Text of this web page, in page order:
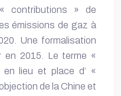
contributions » de
émissions de gaz à
Une formalisation
en 2015. Le terme «
lieu et place d’ «
de la Chine et